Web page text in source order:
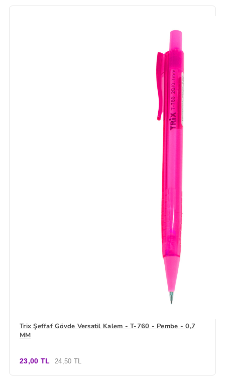
Trix Şeffaf Gövde Versatil Kalem - T-760 - Pembe - 0,7
MM
23,00 TL 24,50 TL